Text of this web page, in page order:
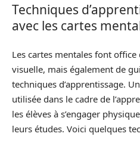
Techniques
avec les cartes
Les cartes mentales font
visuelle, mais également de
techniques d’apprentissage.
utilisée dans le cadre de
les élèves à s’engager
leurs études. Voici quelques